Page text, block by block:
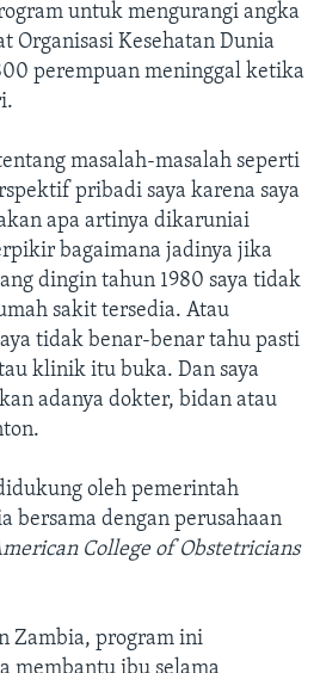
untuk mengurangi angka
Organisasi Kesehatan Dunia
perempuan meninggal ketika
masalah-masalah seperti
pribadi saya karena saya
apa artinya dikaruniai
bagaimana jadinya jika
dingin tahun 1980 saya tidak
sakit tersedia. Atau
tidak benar-benar tahu pasti
klinik itu buka. Dan saya
adanya dokter, bidan atau
oleh pemerintah
bersama dengan perusahaan
College of Obstetricians
Zambia, program ini